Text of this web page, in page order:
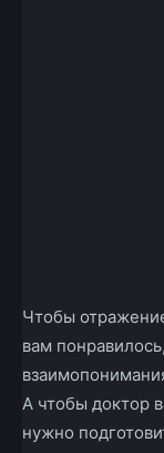
Чтобы
вам
А чтобы доктор
нужно